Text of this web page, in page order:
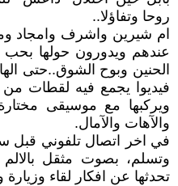
روحا وتفاؤلا..
ام شيرين واشرف وامجاد
عندهم ويدورون حولها بحب
الحنين وبوح الشوق..حتى
فيديوا يجمع فيه لقطات من
ويركبها مع موسيقى
والآهات والآمال.
في اخر اتصال تلفوني قبل
وتسلم، بصوت مثقل بالالم
تحدثها عن افكار لقاء وزيارة